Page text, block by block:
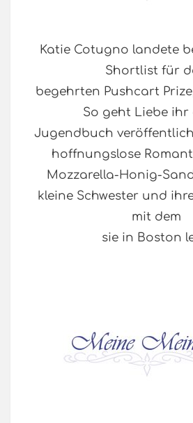
Katie Cotugno landete
Shortlist für
begehrten Pushcart
So geht Liebe ihr
Jugendbuch
hoffnungslose
Mozzarella-Honig-
kleine Schwester und
mit dem
sie in Boston